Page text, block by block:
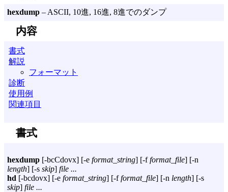
hexdump – ASCII, 10進, 16進, 8進でのダンプ
内容
書式
解説
フォーマット
診断
使用例
関連項目
書式
hexdump [-bcCdovx] [-e format_string] [-f format_file] [-n
length] [-s skip] file ...
hd [-bcdovx] [-e format_string] [-f format_file] [-n length] [-s
skip] file ...